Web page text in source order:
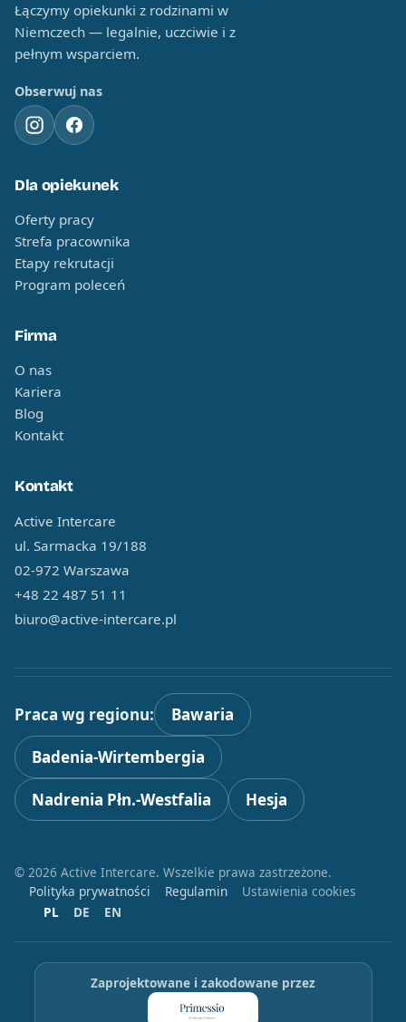
Łączymy opiekunki z rodzinami w
Niemczech — legalnie, uczciwie i z
pełnym wsparciem.
Obserwuj nas
Dla opiekunek
Oferty pracy
Strefa pracownika
Etapy rekrutacji
Program poleceń
Firma
O nas
Kariera
Blog
Kontakt
Kontakt
Active Intercare
ul. Sarmacka 19/188
02-972 Warszawa
+48 22 487 51 11
biuro@active-intercare.pl
Praca wg regionu: Bawaria
Badenia-Wirtembergia
Nadrenia Płn.-Westfalia Hesja
© 2026 Active Intercare. Wszelkie prawa zastrzeżone.
Polityka prywatności
Regulamin
Ustawienia cookies
PL
DE EN
Zaprojektowane i zakodowane przez